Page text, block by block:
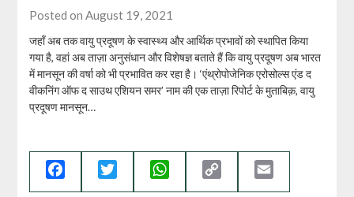
Posted on August 19, 2021
जहाँ अब तक वायु प्रदूषण के स्वास्थ्य और आर्थिक प्रभावों को स्थापित किया
गया है, वहां अब ताज़ा अनुसंधान और विशेषज्ञ बताते हैं कि वायु प्रदूषण अब भारत
में मानसून की वर्षा को भी प्रभावित कर रहा है। ‘एंथ्रोपोजेनिक एरोसोल्स एंड द
वीकनिंग ऑफ द साउथ एशियन समर’ नाम की एक ताज़ा रिपोर्ट के मुताबिक़, वायु
प्रदूषण मानसून…
Facebook Twitter WhatsApp
Link